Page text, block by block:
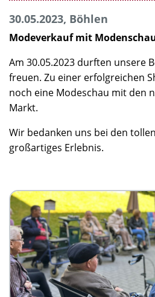
30.05.2023, Böhlen
Modeverkauf mit
Am 30.05.2023 durften unsere
freuen. Zu einer erfolgreichen
noch eine Modeschau mit den
Markt.
Wir bedanken uns bei den
großartiges Erlebnis.